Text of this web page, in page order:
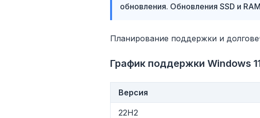
обновления. Обновления SSD и
Планирование поддержки и
График поддержки Windows
Версия
22H2